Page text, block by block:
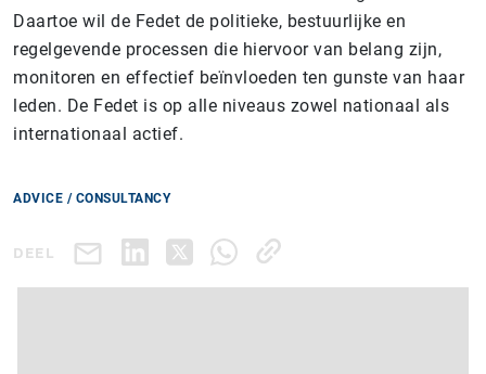
Daartoe wil de Fedet de politieke, bestuurlijke en
regelgevende processen die hiervoor van belang zijn,
monitoren en effectief beïnvloeden ten gunste van haar
leden. De Fedet is op alle niveaus zowel nationaal als
internationaal actief.
ADVICE / CONSULTANCY
DEEL